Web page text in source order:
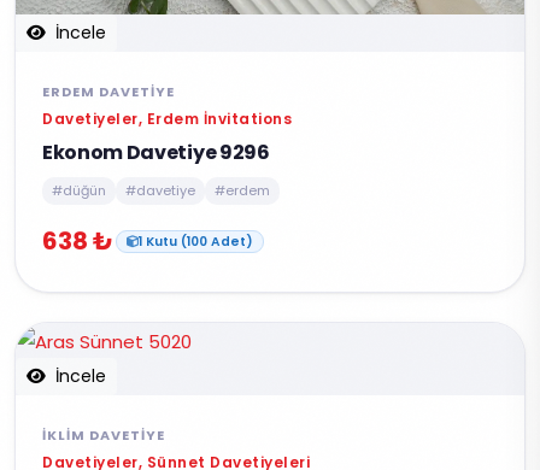
İncele
ERDEM DAVETIYE
Davetiyeler, Erdem İnvitations
Ekonom Davetiye 9296
#düğün #davetiye #erdem
638 ₺ 1 Kutu (100 Adet)
İncele
İKLIM DAVETIYE
Davetiyeler, Sünnet Davetiyeleri